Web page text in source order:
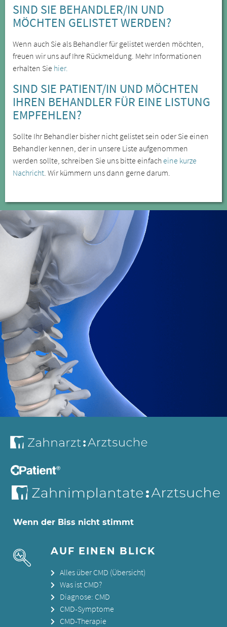
SIND SIE BEHANDLER/IN UND
MÖCHTEN GELISTET WERDEN?
Wenn auch Sie als Behandler für gelistet werden möchten,
freuen wir uns auf Ihre Rückmeldung. Mehr Informationen
erhalten Sie hier.
SIND SIE PATIENT/IN UND MÖCHTEN
IHREN BEHANDLER FÜR EINE LISTUNG
EMPFEHLEN?
Sollte Ihr Behandler bisher nicht gelistet sein oder Sie einen
Behandler kennen, der in unsere Liste aufgenommen
werden sollte, schreiben Sie uns bitte einfacheine kurze
Nachricht. Wir kümmern uns dann gerne darum.
Wenn der Biss nicht stimmt
AUF EINEN BLICK
Alles über CMD (Übersicht)
Was ist CMD?
Diagnose: CMD
CMD-Symptome
CMD-Therapie